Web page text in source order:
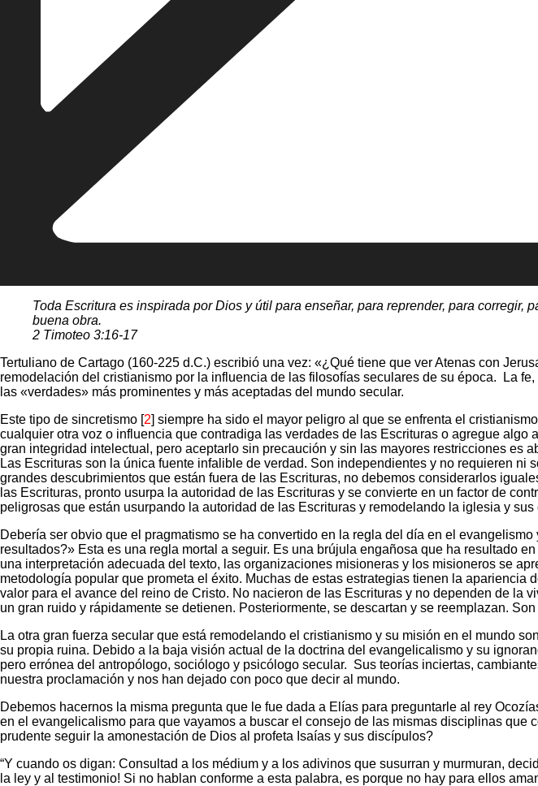
Toda Escritura es inspirada por Dios y útil para enseñar, para reprender, para
buena obra.
2 Timoteo 3:16-17
Tertuliano de Cartago (160-225 d.C.) escribió una vez: «¿Qué tiene que ver Atenas con
remodelación del cristianismo por la influencia de las filosofías seculares de su época.
La
las «verdades» más prominentes y más aceptadas del mundo secular.
Este tipo de sincretismo [2] siempre ha sido el mayor peligro al que se enfrenta el
cualquier otra voz o influencia que contradiga las verdades de las Escrituras o agregue algo
gran integridad intelectual, pero aceptarlo sin precaución y sin las mayores restricciones es
Las Escrituras son la única fuente infalible de verdad. Son independientes y no requieren
grandes descubrimientos que están fuera de las Escrituras, no debemos considerarlos
las Escrituras, pronto usurpa la autoridad de las Escrituras y se convierte en un factor de
peligrosas que están usurpando la autoridad de las Escrituras y remodelando la iglesia y
Debería ser obvio que el pragmatismo se ha convertido en la regla del día en el
resultados?» Esta es una regla mortal a seguir. Es una brújula engañosa que ha resultado
una interpretación adecuada del texto, las organizaciones misioneras y los misioneros se
metodología popular que prometa el éxito. Muchas de estas estrategias tienen la
valor para el avance del reino de Cristo. No nacieron de las Escrituras y no dependen de
un gran ruido y rápidamente se detienen. Posteriormente, se descartan y se reemplazan.
La otra gran fuerza secular que está remodelando el cristianismo y su misión en el mundo
su propia ruina. Debido a la baja visión actual de la doctrina del evangelicalismo y su
pero errónea del antropólogo, sociólogo y psicólogo secular. Sus teorías inciertas,
nuestra proclamación y nos han dejado con poco que decir al mundo.
Debemos hacernos la misma pregunta que le fue dada a Elías para preguntarle al rey
en el evangelicalismo para que vayamos a buscar el consejo de las mismas disciplinas
prudente seguir la amonestación de Dios al profeta Isaías y sus discípulos?
“Y cuando os digan: Consultad a los médium y a los adivinos que susurran y murmuran,
la ley y al testimonio! Si no hablan conforme a esta palabra, es porque no hay para ellos